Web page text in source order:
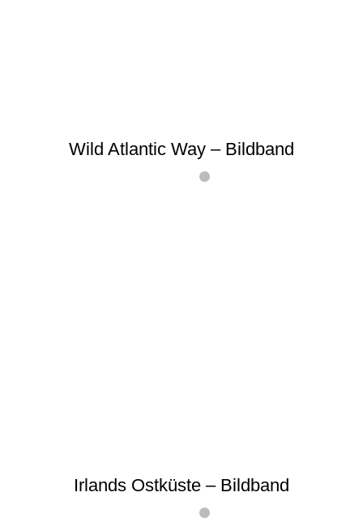
Wild Atlantic Way – Bildband
Irlands Ostküste – Bildband